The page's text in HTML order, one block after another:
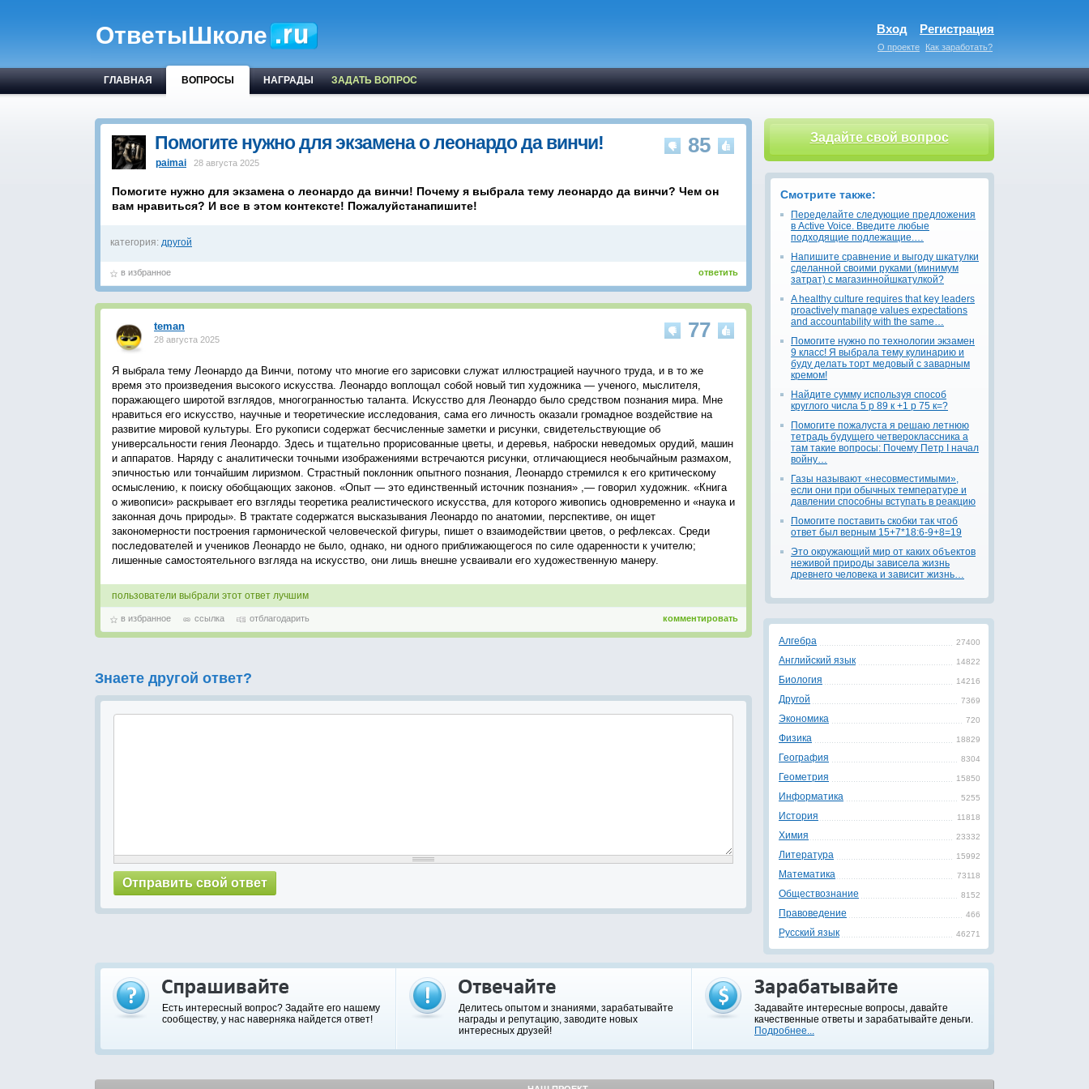
ОтветыШколе Вход Регистрация
О проекте Как заработать?
ГЛАВНАЯ ВОПРОСЫ НАГРАДЫ ЗАДАТЬ ВОПРОС
85
Помогите нужно для экзамена о леонардо да винчи!
paimai 28 августа 2025
Помогите нужно для экзамена о леонардо да винчи! Почему я выбрала тему леонардо да винчи? Чем он
вам нравиться? И все в этом контексте! Пожалуйстанапишите!
категория: другой
ответить
в избранное
77
teman
28 августа 2025
Я выбрала тему Леонардо да Винчи, потому что многие его зарисовки служат иллюстрацией научного труда, и в то же
время это произведения высокого искусства. Леонардо воплощал собой новый тип художника — ученого, мыслителя,
поражающего широтой взглядов, многогранностью таланта. Искусство для Леонардо было средством познания мира. Мне
нравиться его искусство, научные и теоретические исследования, сама его личность оказали громадное воздействие на
развитие мировой культуры. Его рукописи содержат бесчисленные заметки и рисунки, свидетельствующие об
универсальности гения Леонардо. Здесь и тщательно прорисованные цветы, и деревья, наброски неведомых орудий, машин
и аппаратов. Наряду с аналитически точными изображениями встречаются рисунки, отличающиеся необычайным размахом,
эпичностью или тончайшим лиризмом. Страстный поклонник опытного познания, Леонардо стремился к его критическому
осмыслению, к поиску обобщающих законов. «Опыт — это единственный источник познания» ,— говорил художник. «Книга
о живописи» раскрывает его взгляды теоретика реалистического искусства, для которого живопись одновременно и «наука и
законная дочь природы». В трактате содержатся высказывания Леонардо по анатомии, перспективе, он ищет
закономерности построения гармонической человеческой фигуры, пишет о взаимодействии цветов, о рефлексах. Среди
последователей и учеников Леонардо не было, однако, ни одного приближающегося по силе одаренности к учителю;
лишенные самостоятельного взгляда на искусство, они лишь внешне усваивали его художественную манеру.
пользователи выбрали этот ответ лучшим
комментировать
в избранное ссылка отблагодарить
Знаете другой ответ?
Задайте свой вопрос
Смотрите также:
Переделайте следующие предложения
в Active Voice. Введите любые
подходящие подлежащие.…
Напишите сравнение и выгоду шкатулки
сделанной своими руками (минимум
затрат) с магазиннойшкатулкой?
A healthy culture requires that key leaders
proactively manage values expectations
and accountability with the same…
Помогите нужно по технологии экзамен
9 класс! Я выбрала тему кулинарию и
буду делать торт медовый с заварным
кремом!
Найдите сумму используя способ
круглого числа 5 р 89 к +1 р 75 к=?
Помогите пожалуста я решаю летнюю
тетрадь будущего четвероклассника а
там такие вопросы: Почему Петр I начал
войну…
Газы называют «несовместимыми»,
если они при обычных температуре и
давлении способны вступать в реакцию
Помогите поставить скобки так чтоб
ответ был верным 15+7*18:6-9+8=19
Это окружающий мир от каких объектов
неживой природы зависела жизнь
древнего человека и зависит жизнь…
27400
Алгебра
14822
Английский язык
14216
Биология
7369
Другой
720
Экономика
18829
Физика
8304
География
15850
Геометрия
5255
Информатика
11818
История
23332
Химия
15992
Литература
73118
Математика
8152
Обществознание
466
Правоведение
46271
Русский язык
Есть интересный вопрос? Задайте его нашему
сообществу, у нас наверняка найдется ответ!
Делитесь опытом и знаниями, зарабатывайте
награды и репутацию, заводите новых
интересных друзей!
Задавайте интересные вопросы, давайте
качественные ответы и зарабатывайте деньги.
Подробнее...